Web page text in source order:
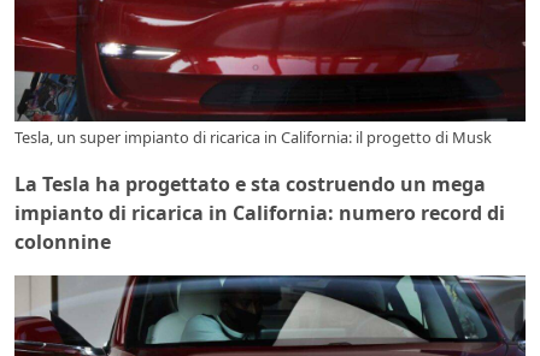
Tesla, un super impianto di ricarica in California: il progetto di Musk
La Tesla ha progettato e sta costruendo un mega
impianto di ricarica in California: numero record di
colonnine